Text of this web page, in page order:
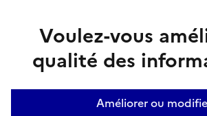
Voulez-vous
qualité des
Améliorer ou